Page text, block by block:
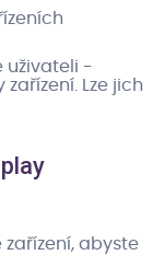
uživateli -
Lze jich
abyste